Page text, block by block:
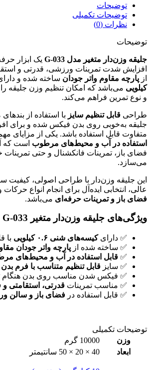
توضیحات
توضیحات تکمیلی
نظرات (0)
توضیحات
جلیقه وزن‌دار متغیر مدل G-033
یک ابزار
افزایش شدت تمرینات ورزشی، قدرتی و
از پارچه مقاوم واتر جودان ساخته شده و
کیلویی می‌باشد که امکان تنظیم وزن جلیقه را
و نوع تمرین فراهم می‌کند.
طراحی قابل تنظیم سایز با استفاده از
جلیقه به‌خوبی روی بدن فیکس شده و برای
متفاوت قابل استفاده باشد. یکی از مزایای
استفاده در آب و محیط‌های مرطوب است که
فضای باز، تمرینات فانکشنال و حتی
می‌سازد.
این جلیقه وزن‌دار با طراحی اصولی، کیفیت
عالی، انتخابی ایده‌آل برای انجام انواع
فضای باز و تمرینات حرفه‌ای می‌باشد.
ویژگی‌های جلیقه وزن‌دار متغیر G-033
✅ دارایکیسه‌های شنی ۰.۶ کیلویی
با
✅ ساخته شده از پارچه واتر جودان
✅ قابل استفاده در آب و محیط‌های
✅ سایز قابل تنظیم متناسب با فرم بدن
✅ فیکس شدن مناسب روی بدن هنگام
✅ مناسب تمرینات قدرتی، استقامتی و
✅ قابل استفاده در فضای باز و سالن
توضیحات تکمیلی
وزن
10000 گرم
ابعاد
40 × 20 × 50 سانتیمتر